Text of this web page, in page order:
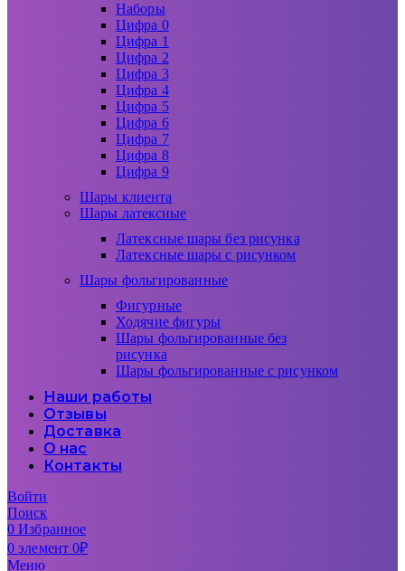
Наборы
Цифра 0
Цифра 1
Цифра 2
Цифра 3
Цифра 4
Цифра 5
Цифра 6
Цифра 7
Цифра 8
Цифра 9
Шары клиента
Шары латексные
Латексные шары без рисунка
Латексные шары с рисунком
Шары фольгированные
Фигурные
Ходячие фигуры
Шары фольгированные без
рисунка
Шары фольгированные с рисунком
Наши работы
Отзывы
Доставка
О нас
Контакты
Войти
Поиск
0Избранное
0элемент 0₽
Меню